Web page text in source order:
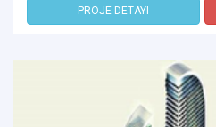
PROJE DETAYI